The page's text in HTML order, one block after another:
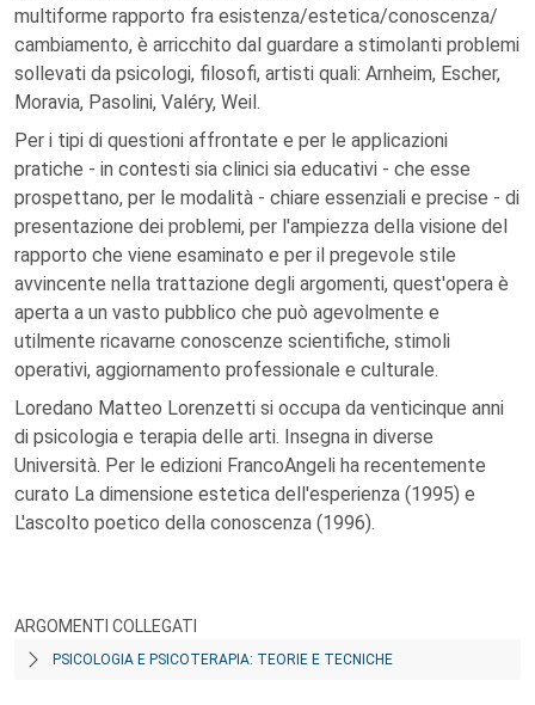
multiforme rapporto fra esistenza/estetica/conoscenza/
cambiamento, è arricchito dal guardare a stimolanti problemi
sollevati da psicologi, filosofi, artisti quali: Arnheim, Escher,
Moravia, Pasolini, Valéry, Weil.
Per i tipi di questioni affrontate e per le applicazioni
pratiche - in contesti sia clinici sia educativi - che esse
prospettano, per le modalità - chiare essenziali e precise - di
presentazione dei problemi, per l'ampiezza della visione del
rapporto che viene esaminato e per il pregevole stile
avvincente nella trattazione degli argomenti, quest'opera è
aperta a un vasto pubblico che può agevolmente e
utilmente ricavarne conoscenze scientifiche, stimoli
operativi, aggiornamento professionale e culturale.
Loredano Matteo Lorenzetti si occupa da venticinque anni
di psicologia e terapia delle arti. Insegna in diverse
Università. Per le edizioni FrancoAngeli ha recentemente
curato La dimensione estetica dell'esperienza (1995) e
L'ascolto poetico della conoscenza (1996).
ARGOMENTI COLLEGATI
PSICOLOGIA E PSICOTERAPIA: TEORIE E TECNICHE